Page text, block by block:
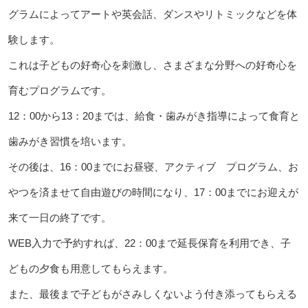
グラムによってアートや英会話、ダンスやリトミックなどを体
験します。
これは子どもの好奇心を刺激し、さまざまな分野への好奇心を
育むプログラムです。
12：00から13：20までは、給食・歯みがき指導によって食育と
歯みがき習慣を培います。
その後は、16：00までにお昼寝、アクティブ プログラム、お
やつを済ませて自由遊びの時間になり、17：00までにお迎えが
来て一日の終了です。
WEB入力で予約すれば、22：00まで延長保育を利用でき、子
どもの夕食も用意してもらえます。
また、最後まで子どもがさみしくないよう付き添ってもらえる